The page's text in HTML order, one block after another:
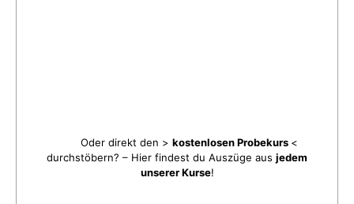
Oder direkt den > kostenlosen Probekurs <
durchstöbern? – Hier findest du Auszüge aus jedem
unserer Kurse!